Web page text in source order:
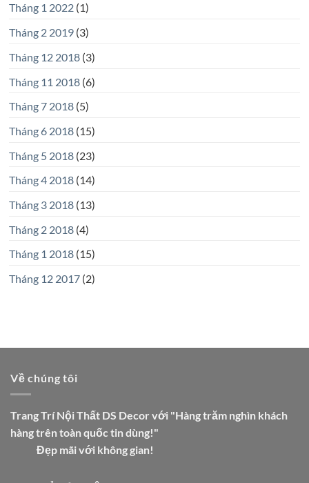
Tháng 1 2022(1)
Tháng 2 2019(3)
Tháng 12 2018(3)
Tháng 11 2018(6)
Tháng 7 2018(5)
Tháng 6 2018(15)
Tháng 5 2018(23)
Tháng 4 2018(14)
Tháng 3 2018(13)
Tháng 2 2018(4)
Tháng 1 2018(15)
Tháng 12 2017(2)
Về chúng tôi
Trang Trí Nội Thất DS Decor với "Hàng trăm nghìn khách
hàng trên toàn quốc tin dùng!"
Đẹp mãi với không gian!